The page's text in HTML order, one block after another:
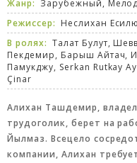
Жанр: Зарубежный,
Режиссер: Неслихан
В ролях: Талат Булут,
Пекдемир, Барыш Айтач,
Памукджу, Serkan Rutkay
Çinar
Алихан Ташдемир,
трудоголик, берет на
Йылмаз. Всецело
компании, Алихан